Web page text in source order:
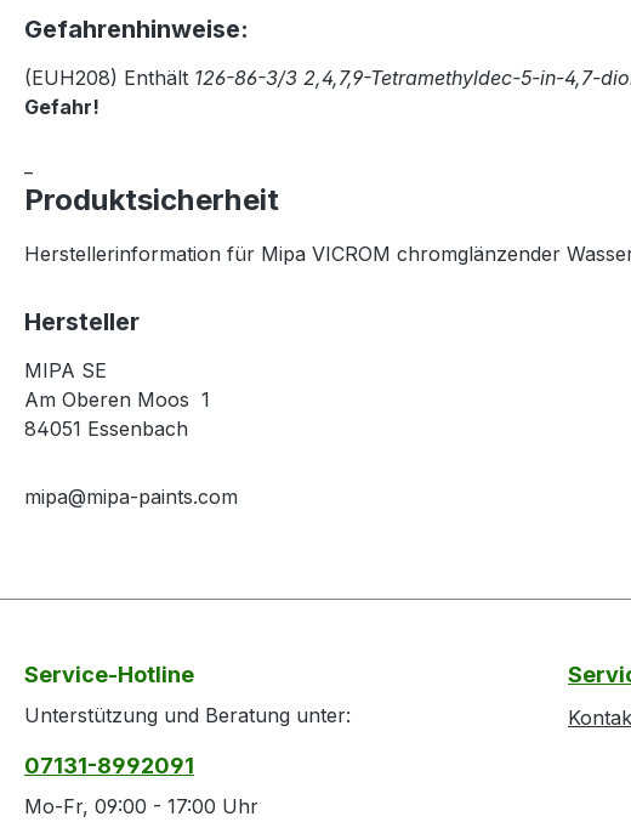
Gefahrenhinweise:
(EUH208) Enthält 126-86-3/3 2,4,7,9-Tetramethyldec-5-in-4,7-
Gefahr!
Produktsicherheit
Herstellerinformation für Mipa VICROM chromglänzender
Hersteller
MIPA SE
Am Oberen Moos 1
84051 Essenbach
mipa@mipa-paints.com
Service-Hotline
Unterstützung und Beratung unter:
07131-8992091
Mo-Fr, 09:00 - 17:00 Uhr